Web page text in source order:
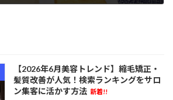
【2026年6月美容トレンド】縮毛矯正・
髪質改善が人気！検索ランキングをサロ
ン集客に活かす方法 新着!!